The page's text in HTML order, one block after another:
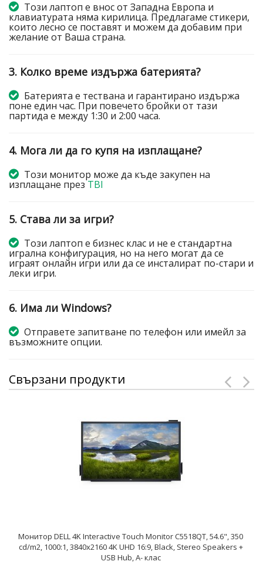
Този лаптоп е внос от Западна Европа и
клавиатурата няма кирилица. Предлагаме стикери,
които лесно се поставят и можем да добавим при
желание от Ваша страна.
3. Колко време издържа батерията?
Батерията е тествана и гарантирано издържа
поне един час. При повечето бройки от тази
партида е между 1:30 и 2:00 часа.
4. Мога ли да го купя на изплащане?
Този монитор може да къде закупен на
изплащане презTBI
5. Става ли за игри?
Този лаптоп е бизнес клас и не е стандартна
игрална конфигурация, но на него могат да се
играят онлайн игри или да се инсталират по-стари и
леки игри.
6. Има ли Windows?
Отправете запитване по телефон или имейл за
възможните опции.
Свързани продукти
Монитор DELL 4K Interactive Touch Monitor C5518QT, 54.6", 350
cd/m2, 1000:1, 3840x2160 4K UHD 16:9, Black, Stereo Speakers +
USB Hub, A- клас